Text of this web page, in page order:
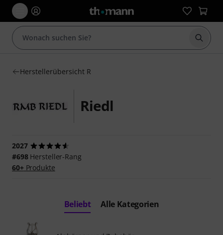
Suche
Herstellerübersicht R
Riedl
2027
#698Hersteller-Rang
60+Produkte
Beliebt Alle Kategorien